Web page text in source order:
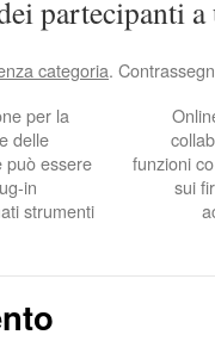
partecipanti
categoria.
per la
delle
può essere
in
strumenti
funzioni
sui